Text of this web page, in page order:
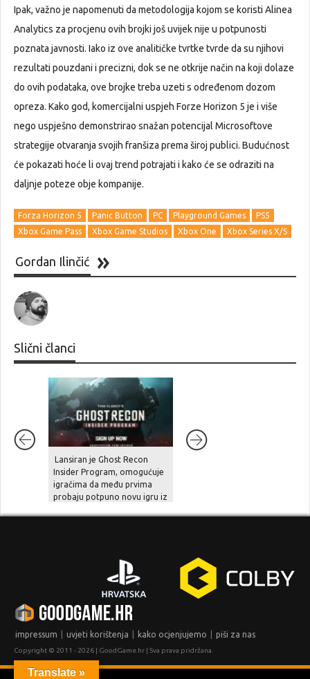
Ipak, važno je napomenuti da metodologija kojom se koristi Alinea
Analytics za procjenu ovih brojki još uvijek nije u potpunosti
poznata javnosti. Iako iz ove analitičke tvrtke tvrde da su njihovi
rezultati pouzdani i precizni, dok se ne otkrije način na koji dolaze
do ovih podataka, ove brojke treba uzeti s određenom dozom
opreza. Kako god, komercijalni uspjeh Forze Horizon 5 je i više
nego uspješno demonstrirao snažan potencijal Microsoftove
strategije otvaranja svojih franšiza prema široj publici. Budućnost
će pokazati hoće li ovaj trend potrajati i kako će se odraziti na
daljnje poteze obje kompanije.
Forza Horizon 5 Panic Button PC Playground Games
PS5
Xbox Game Pass
Xbox Game Studios Xbox One Xbox Series X/S
Gordan Ilinčić
Slični članci
Lansiran je Ghost Recon
Insider Program, omogućuje
igračima da među prvima
probaju potpuno novu igru iz
7.7
impressum | uvjeti korištenja | kako ocjenjujemo | piši za nas
Copyright © 2011 - 2026 | GoodGame.hr | Sva prava pridržana.
Translate »